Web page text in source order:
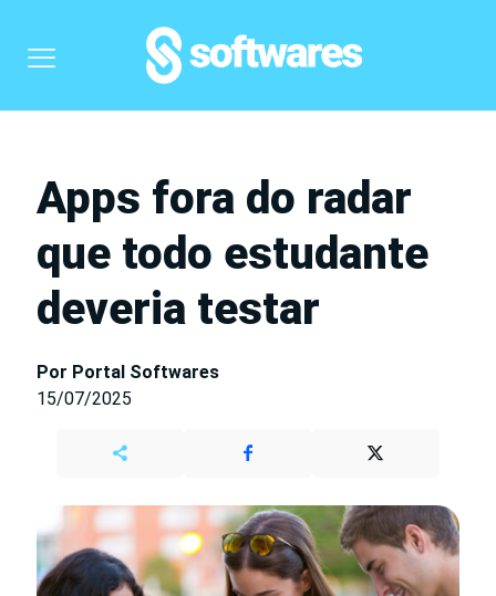
Apps fora do radar
que todo estudante
deveria testar
Por Portal Softwares
15/07/2025